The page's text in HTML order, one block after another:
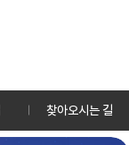
찾아오시는 길